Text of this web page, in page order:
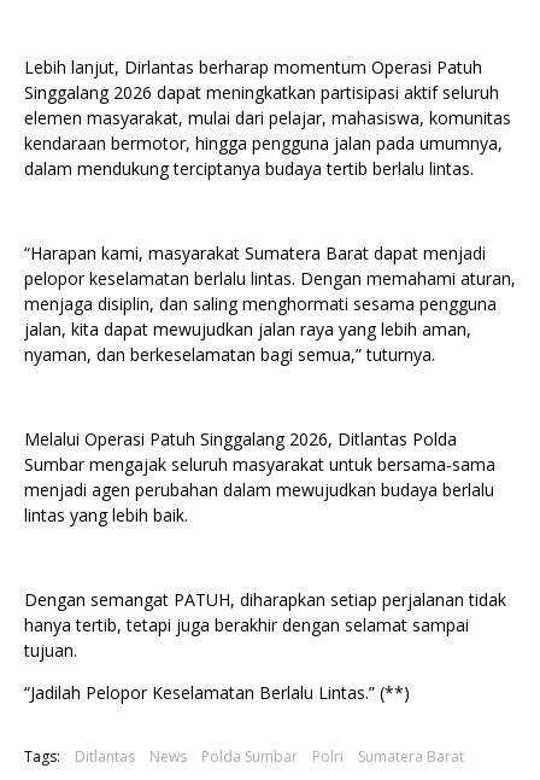
Lebih lanjut, Dirlantas berharap momentum Operasi Patuh
Singgalang 2026 dapat meningkatkan partisipasi aktif seluruh
elemen masyarakat, mulai dari pelajar, mahasiswa, komunitas
kendaraan bermotor, hingga pengguna jalan pada umumnya,
dalam mendukung terciptanya budaya tertib berlalu lintas.
“Harapan kami, masyarakat Sumatera Barat dapat menjadi
pelopor keselamatan berlalu lintas. Dengan memahami aturan,
menjaga disiplin, dan saling menghormati sesama pengguna
jalan, kita dapat mewujudkan jalan raya yang lebih aman,
nyaman, dan berkeselamatan bagi semua,” tuturnya.
Melalui Operasi Patuh Singgalang 2026, Ditlantas Polda
Sumbar mengajak seluruh masyarakat untuk bersama-sama
menjadi agen perubahan dalam mewujudkan budaya berlalu
lintas yang lebih baik.
Dengan semangat PATUH, diharapkan setiap perjalanan tidak
hanya tertib, tetapi juga berakhir dengan selamat sampai
tujuan.
“Jadilah Pelopor Keselamatan Berlalu Lintas.” (**)
Tags: Ditlantas News Polda Sumbar Polri Sumatera Barat